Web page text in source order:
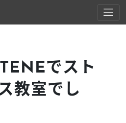
でスト
教室でし